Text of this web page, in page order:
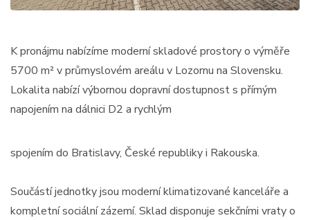
K pronájmu nabízíme moderní skladové prostory o výměře
5700 m² v průmyslovém areálu v Lozornu na Slovensku.
Lokalita nabízí výbornou dopravní dostupnost s přímým
napojením na dálnici D2 a rychlým
spojením do Bratislavy, České republiky i Rakouska.
Součástí jednotky jsou moderní klimatizované kanceláře a
kompletní sociální zázemí. Sklad disponuje sekčními vraty o